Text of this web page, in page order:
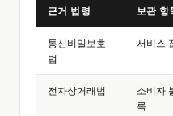
근거 법령 보관 항
통신비밀보호
법
서비스
전자상거래법
소비자
록